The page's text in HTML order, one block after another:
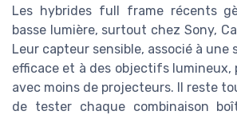
Les hybrides full frame récents
basse lumière, surtout chez Sony,
Leur capteur sensible, associé à une
efficace et à des objectifs lumineux,
avec moins de projecteurs. Il reste
de tester chaque combinaison